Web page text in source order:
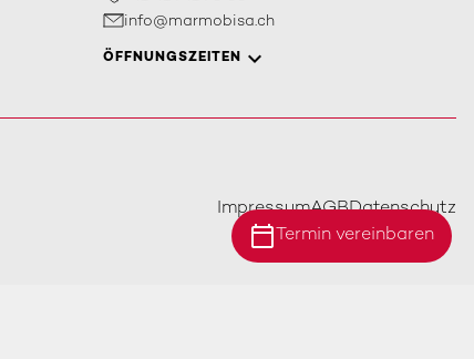
calendar_today Termin vereinbaren
info@marmobisa.ch
ÖFFNUNGSZEITEN
ImpressumAGBDatenschutz